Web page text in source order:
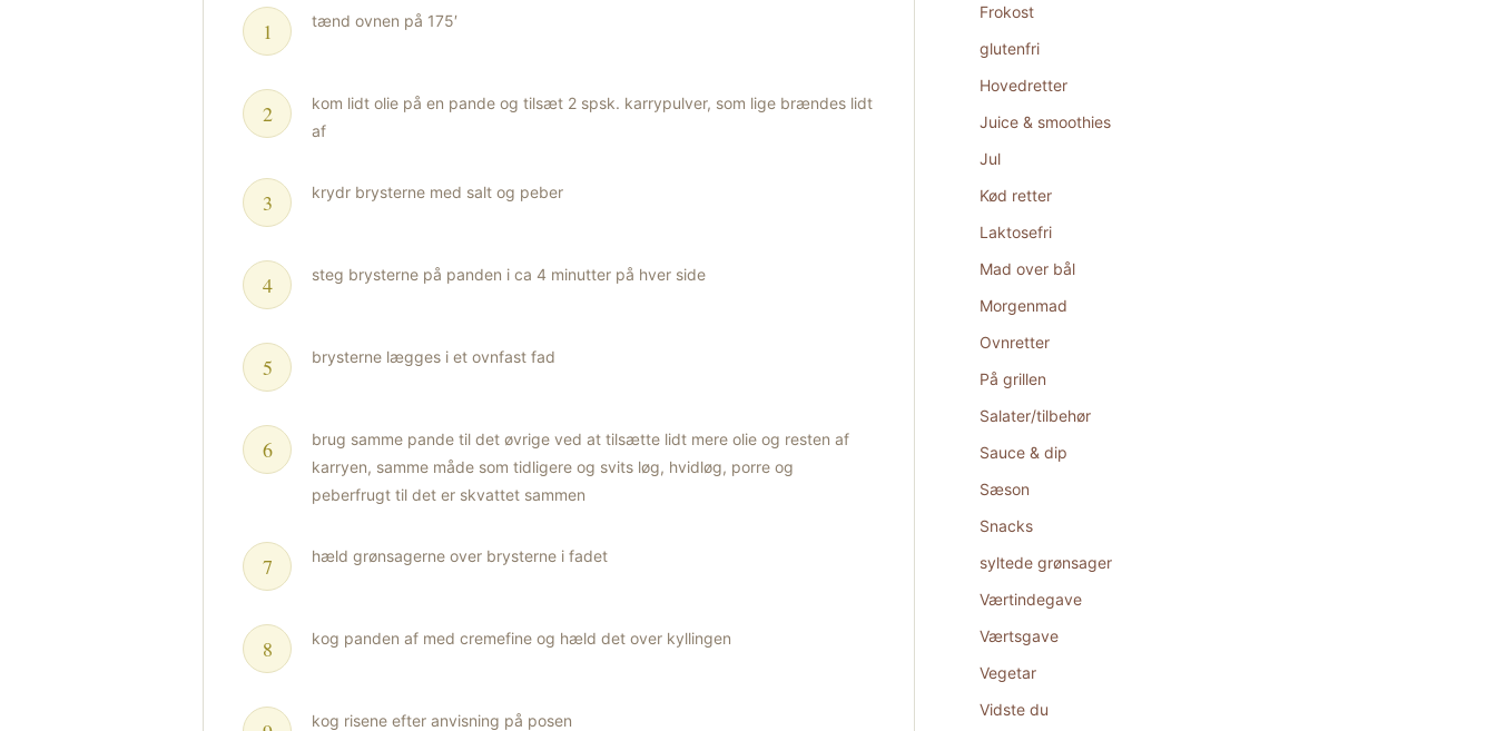
tænd ovnen på 175′
kom lidt olie på en pande og tilsæt 2 spsk. karrypulver, som lige brændes lidt
af
krydr brysterne med salt og peber
steg brysterne på panden i ca 4 minutter på hver side
brysterne lægges i et ovnfast fad
brug samme pande til det øvrige ved at tilsætte lidt mere olie og resten af
karryen, samme måde som tidligere og svits løg, hvidløg, porre og
peberfrugt til det er skvattet sammen
hæld grønsagerne over brysterne i fadet
kog panden af med cremefine og hæld det over kyllingen
kog risene efter anvisning på posen
Frokost
glutenfri
Hovedretter
Juice & smoothies
Jul
Kød retter
Laktosefri
Mad over bål
Morgenmad
Ovnretter
På grillen
Salater/tilbehør
Sauce & dip
Sæson
Snacks
syltede grønsager
Værtindegave
Værtsgave
Vegetar
Vidste du